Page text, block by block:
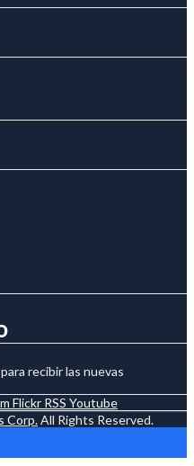
recibir las nuevas
Flickr RSS Youtube
Corp.All Rights Reserved.